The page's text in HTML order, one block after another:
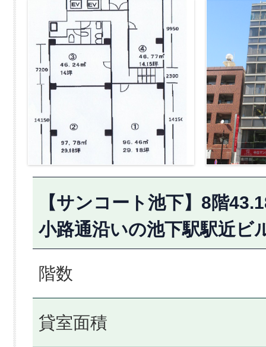
【サンコート池下】8階
小路通沿いの池下駅駅近ビ
階数
貸室面積